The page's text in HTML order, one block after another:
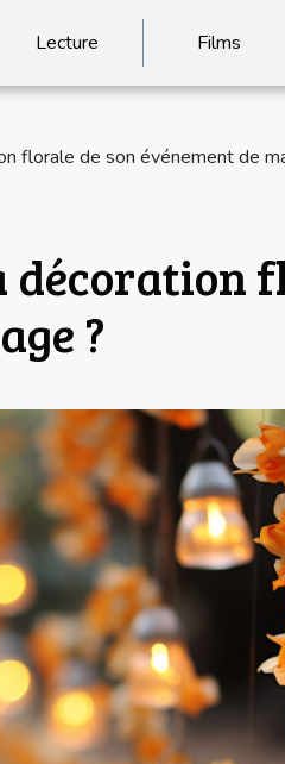
Lecture Films
florale de son événement de
?